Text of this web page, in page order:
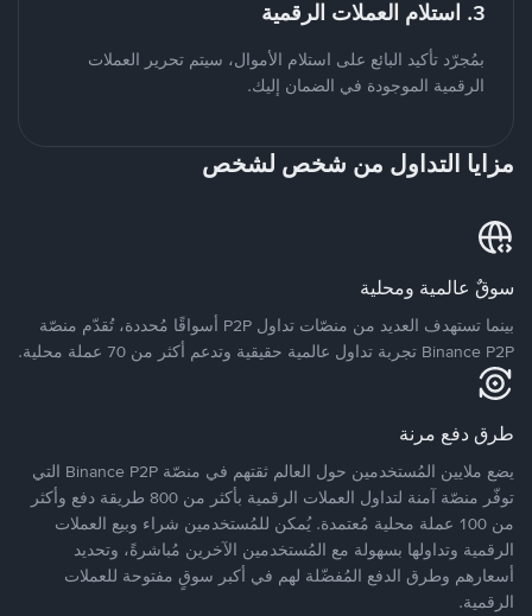
3. استلام العملات الرقمية
بمُجرّد تأكيد البائع على استلام الأموال، سيتم تحرير العملات
الرقمية الموجودة في الضمان إليك.
مزايا التداول من شخص لشخص
سوقٌ عالمية ومحلية
بينما تستهدف العديد من منصّات تداول P2P أسواقًا مُحددة، تُقدّم منصّة
Binance P2P تجربة تداول عالمية حقيقية وتدعم أكثر من 70 عملة محلية.
طرق دفع مرنة
يضع ملايين المُستخدمين حول العالم ثقتهم في منصّة Binance P2P التي
توفّر منصّة آمنة لتداول العملات الرقمية بأكثر من 800 طريقة دفع وأكثر
من 100 عملة محلية مُعتمدة. يُمكن للمُستخدمين شراء وبيع العملات
الرقمية وتداولها بسهولة مع المُستخدمين الآخرين مُباشرةً، وتحديد
أسعارهم وطرق الدفع المُفضّلة لهم في أكبر سوقٍ مفتوحة للعملات
الرقمية.